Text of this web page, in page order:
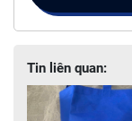
Tin liên quan: